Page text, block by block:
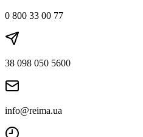
0 800 33 00 77
38 098 050 5600
info@reima.ua